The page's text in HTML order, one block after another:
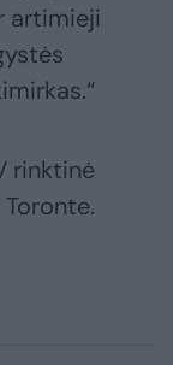
artimieji
rinktinė